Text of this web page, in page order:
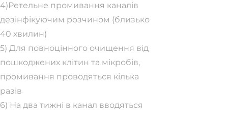
4)Ретельне промивання каналів
дезінфікуючим розчином (близько
40 хвилин)
5) Для повноцінного очищення від
пошкоджених клітин та мікробів,
промивання проводяться кілька
разів
6) На два тижні в канал вводяться